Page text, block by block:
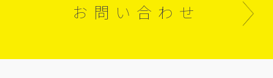
お問い合わせ